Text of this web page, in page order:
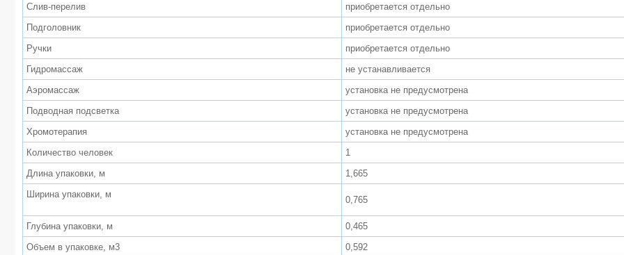
Слив-перелив
приобретается отдельно
Подголовник
приобретается отдельно
Ручки
приобретается отдельно
Гидромассаж
не устанавливается
Аэромассаж
установка не предусмотрена
Подводная подсветка
установка не предусмотрена
Хромотерапия
установка не предусмотрена
Количество человек
1
Длина упаковки, м
1,665
Ширина упаковки, м
0,765
Глубина упаковки, м
0,465
Объем в упаковке, м3
0,592